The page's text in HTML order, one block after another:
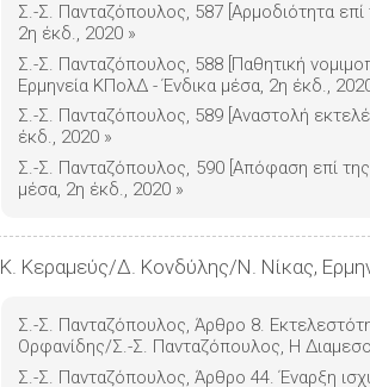
Σ.-Σ. Πανταζόπουλος, 587 [Αρμοδιότητα
2η έκδ., 2020 »
Σ.-Σ. Πανταζόπουλος, 588 [Παθητική
Ερμηνεία ΚΠολΔ - Ένδικα μέσα, 2η έκδ.,
Σ.-Σ. Πανταζόπουλος, 589 [Αναστολή
έκδ., 2020 »
Σ.-Σ. Πανταζόπουλος, 590 [Απόφαση επί
μέσα, 2η έκδ., 2020 »
Κ. Κεραμεύς/Δ. Κονδύλης/Ν. Νίκας,
Σ.-Σ. Πανταζόπουλος, Άρθρο 8.
Ορφανίδης/Σ.-Σ. Πανταζόπουλος, Η
Σ.-Σ. Πανταζόπουλος, Άρθρο 44. Έναρξη